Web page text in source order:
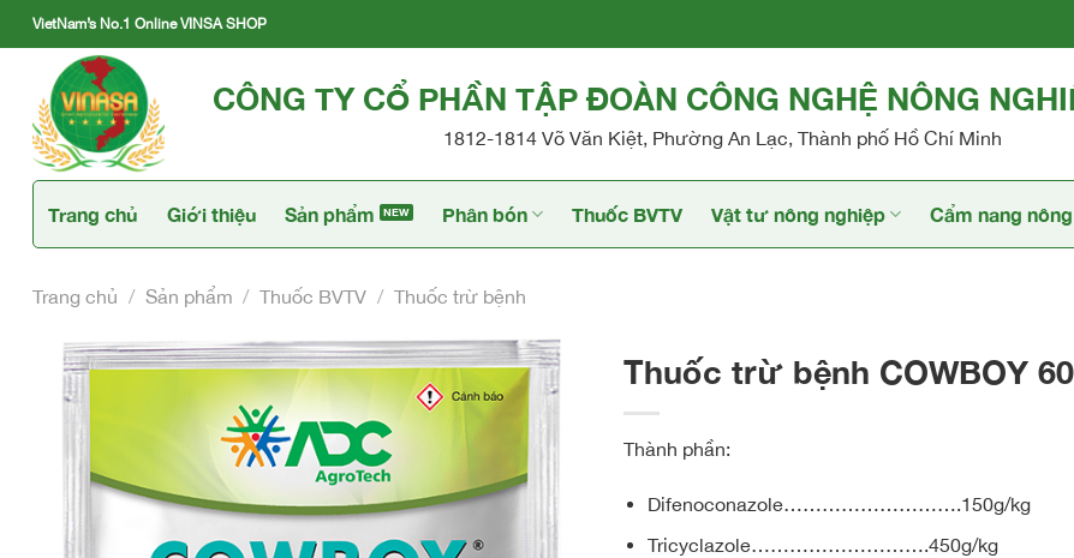
Skip
to
content
VietNam’s No.1 Online VINSA SHOP
CÔNG TY CỔ PHẦN TẬP ĐOÀN CÔNG NGHỆ NÔNG
1812-1814 Võ Văn Kiệt, Phường An Lạc, Thành phố Hồ Chí Minh
Trang chủ Giới thiệu Sản phẩm Phân bón Thuốc BVTV Vật tư nông nghiệp Cẩm nang
Trang chủ / Sản phẩm / Thuốc BVTV / Thuốc trừ bệnh
Thuốc trừ bệnh COWBOY
Thành phần:
Difenoconazole……………………….150g/kg
Tricyclazole……………………….450g/kg